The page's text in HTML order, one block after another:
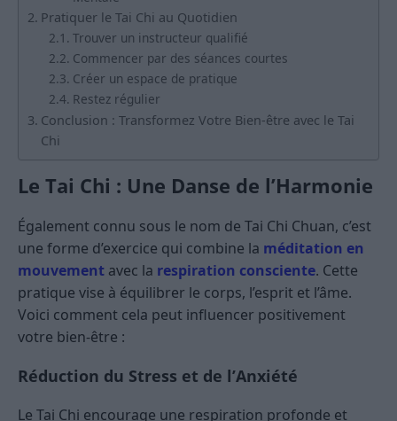
Pratiquer le Tai Chi au Quotidien
Trouver un instructeur qualifié
Commencer par des séances courtes
Créer un espace de pratique
Restez régulier
Conclusion : Transformez Votre Bien-être avec le Tai
Chi
Le Tai Chi : Une Danse de l’Harmonie
Également connu sous le nom de Tai Chi Chuan, c’est
une forme d’exercice qui combine la méditation en
mouvement avec la respiration consciente. Cette
pratique vise à équilibrer le corps, l’esprit et l’âme.
Voici comment cela peut influencer positivement
votre bien-être :
Réduction du Stress et de l’Anxiété
Le Tai Chi encourage une respiration profonde et